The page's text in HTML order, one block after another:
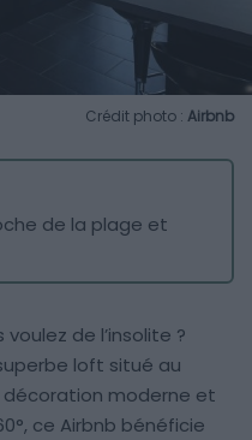
Crédit photo : Airbnb
de la plage et
de l’insolite ?
loft situé au
décoration moderne et
ce Airbnb bénéficie